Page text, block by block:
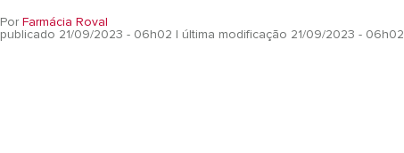
PorFarmácia Roval
publicado 21/09/2023 - 06h02 | última modificação 21/09/2023 - 06h02